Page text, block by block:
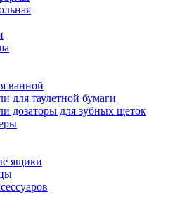
ванной
для таулетной бумаги
дозаторы для зубных щеток
ящики